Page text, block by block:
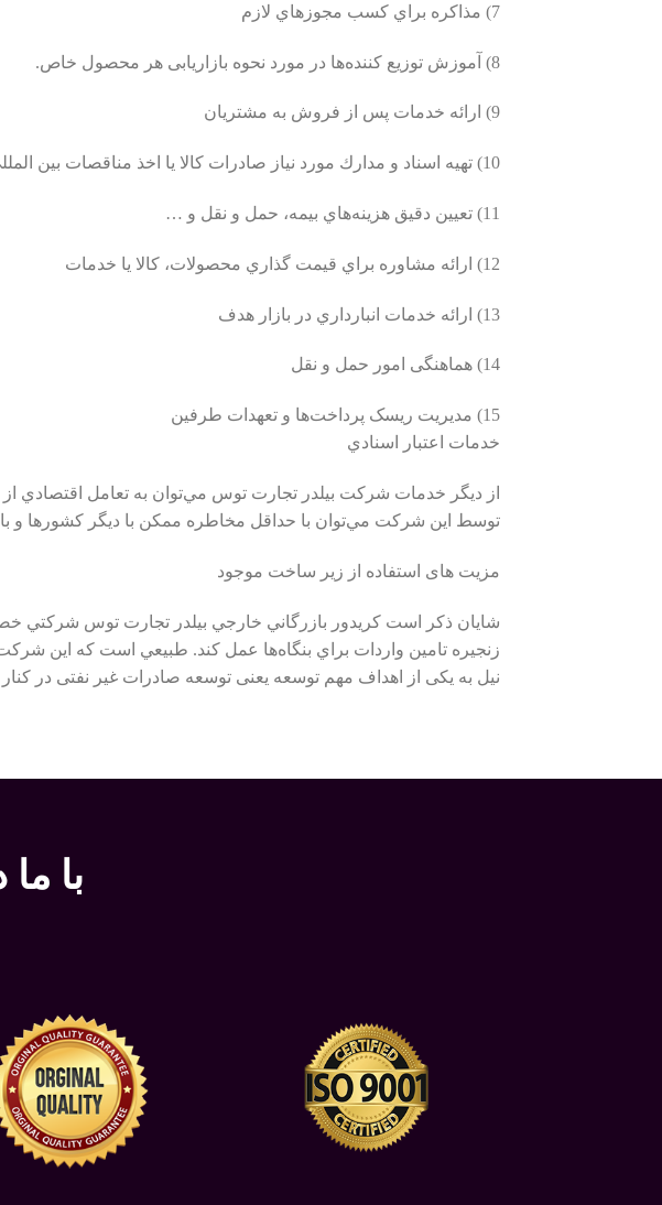
7) ﻣﺬاﮐﺮه ﺑﺮاي ﮐﺴﺐ ﻣﺠﻮزﻫﺎي ﻻزم
8) آﻣﻮزش ﺗﻮزﯾﻊ ﮐﻨﻨﺪهﻫﺎ در ﻣﻮرد ﻧﺤﻮه ﺑﺎزارﯾﺎﺑﯽ ﻫﺮ ﻣﺤﺼﻮل ﺧﺎص.
9) اراﺋﻪ ﺧﺪﻣﺎت ﭘﺲ از ﻓﺮوش ﺑﻪ ﻣﺸﺘﺮﯾﺎن
10) ﺗﻬﯿﻪ اﺳﻨﺎد و ﻣﺪارك ﻣﻮرد ﻧﯿﺎز ﺻﺎدرات ﮐﺎﻻ ﯾﺎ اﺧﺬ ﻣﻨﺎﻗﺼﺎت ﺑﯿﻦ اﻟﻤﻠﻠﯽ، اراﺋﻪ اﻟﺰاﻣﺎت و ﭘﯿﺸﻨﻬﺎد تعيين برند و ﺑﺴﺘﻪ ﺑﻨﺪي ﻣﺤﺼﻮل ﺻﺎدراﺗﯽ
11) ﺗﻌﯿﯿﻦ دﻗﯿﻖ ﻫﺰﯾﻨﻪﻫﺎي ﺑﯿﻤﻪ، ﺣﻤﻞ و ﻧﻘﻞ و …
12) اراﺋﻪ ﻣﺸﺎوره ﺑﺮاي ﻗﯿﻤﺖ ﮔﺬاري محصولات، کالا يا خدمات
13) اراﺋﻪ ﺧﺪﻣﺎت اﻧﺒﺎرداري در ﺑﺎزار ﻫﺪف
14) ﻫﻤﺎﻫﻨﮕﯽ اﻣﻮر ﺣﻤﻞ و ﻧﻘﻞ
15) ﻣﺪﯾﺮﯾﺖ رﯾﺴﮏ ﭘﺮداخت‌ها و ﺗﻌﻬﺪات ﻃﺮﻓﯿﻦ
خدمات اعتبار اسنادي
توسط اين شرکت مي‌توان با حداقل مخاطره ممکن با ديگر کشورها و
مزیت های استفاده از زیر ساخت موجود
شايان ذکر است کريدور بازرگاني خارجي بيلدر تجارت توس ﺷﺮکتي
زنجيره تامين واردات ﺑﺮاي ﺑﻨﮕﺎه‌ها ﻋﻤﻞ ﮐﻨﺪ. طبيعي است که اين
ﻧﯿﻞ ﺑﻪ ﯾﮑﯽ از اﻫﺪاف ﻣﻬﻢ ﺗﻮﺳﻌﻪ ﯾﻌﻨﯽ ﺗﻮﺳﻌﻪ ﺻﺎدرات ﻏﯿﺮ ﻧﻔﺘﯽ در
با